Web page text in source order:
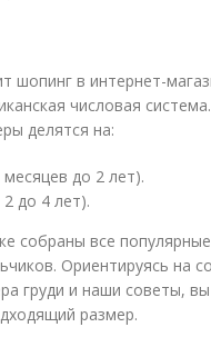
шопинг в интернет-
числовая
делятся на:
до 2 лет).
до 4 лет).
собраны все
Ориентируясь на
груди и наши советы,
размер.